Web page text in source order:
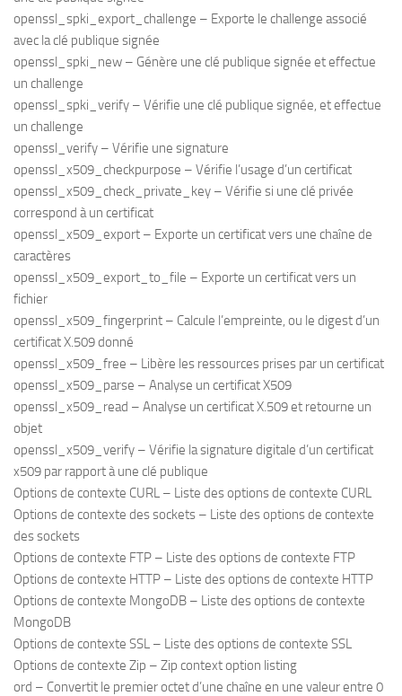
openssl_spki_export_challenge – Exporte le challenge associé
avec la clé publique signée
openssl_spki_new – Génère une clé publique signée et effectue
un challenge
openssl_spki_verify – Vérifie une clé publique signée, et effectue
un challenge
openssl_verify – Vérifie une signature
openssl_x509_checkpurpose – Vérifie l’usage d’un certificat
openssl_x509_check_private_key – Vérifie si une clé privée
correspond à un certificat
openssl_x509_export – Exporte un certificat vers une chaîne de
caractères
openssl_x509_export_to_file – Exporte un certificat vers un
fichier
openssl_x509_fingerprint – Calcule l’empreinte, ou le digest d’un
certificat X.509 donné
openssl_x509_free – Libère les ressources prises par un certificat
openssl_x509_parse – Analyse un certificat X509
openssl_x509_read – Analyse un certificat X.509 et retourne un
objet
openssl_x509_verify – Vérifie la signature digitale d’un certificat
x509 par rapport à une clé publique
Options de contexte CURL – Liste des options de contexte CURL
Options de contexte des sockets – Liste des options de contexte
des sockets
Options de contexte FTP – Liste des options de contexte FTP
Options de contexte HTTP – Liste des options de contexte HTTP
Options de contexte MongoDB – Liste des options de contexte
MongoDB
Options de contexte SSL – Liste des options de contexte SSL
Options de contexte Zip – Zip context option listing
ord – Convertit le premier octet d’une chaîne en une valeur entre 0